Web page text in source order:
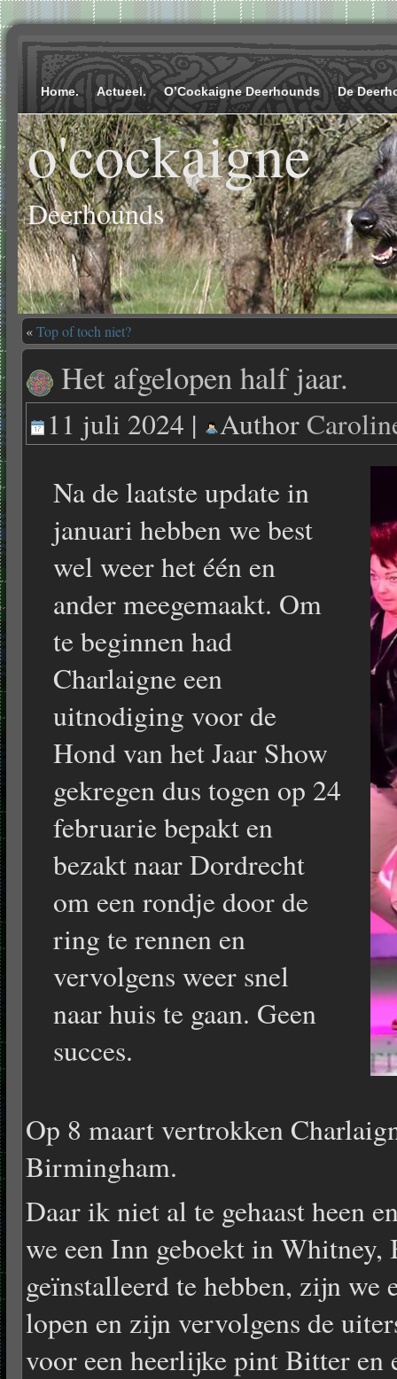
Home. Actueel. O’Cockaigne Deerhounds De
o'cockaigne
Deerhounds
«Top of toch niet?
Het afgelopen half jaar.
11 juli 2024 | Author
Na de laatste update in
januari hebben we best
wel weer het één en
ander meegemaakt. Om
te beginnen had
Charlaigne een
uitnodiging voor de
Hond van het Jaar Show
gekregen dus togen op 24
februarie bepakt en
bezakt naar Dordrecht
om een rondje door de
ring te rennen en
vervolgens weer snel
naar huis te gaan. Geen
succes.
Op 8 maart vertrokken
Birmingham.
Daar ik niet al te gehaast heen
we een Inn geboekt in
geïnstalleerd te hebben, zijn we
lopen en zijn vervolgens de
voor een heerlijke pint Bitter en